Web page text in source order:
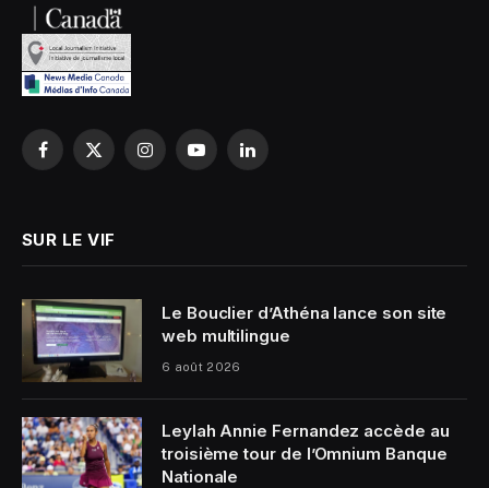
Facebook
X
InstagramYouTubeLinkedIn
SUR LE VIF
Le Bouclier d’Athéna lance son site
web multilingue
6 août 2026
Leylah Annie Fernandez accède au
troisième tour de l’Omnium Banque
Nationale